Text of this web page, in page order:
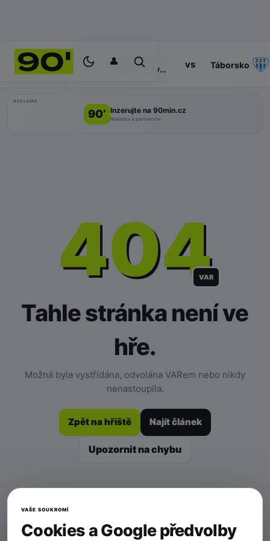
👤
PROGRAM 14:30
Baník
Ostrava
vs Táborsko
REKLAMA
90’ Inzerujte na 90min.cz
Reklama a partnerství
404
VAR
Tahle stránka není ve
hře.
Možná byla vystřídána, odvolána VARem nebo nikdy
nenastoupila.
Zpět na hřiště Najít článek
Upozornit na chybu
VAŠE SOUKROMÍ
Cookies a Google předvolby